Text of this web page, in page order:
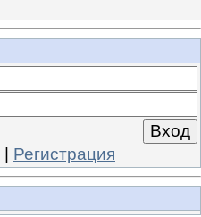
| Регистрация